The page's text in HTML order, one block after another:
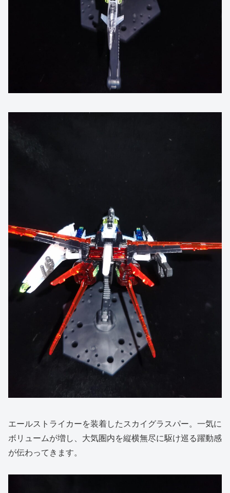
エールストライカーを装着したスカイグラスパー。一気に
ボリュームが増し、大気圏内を縦横無尽に駆け巡る躍動感
が伝わってきます。